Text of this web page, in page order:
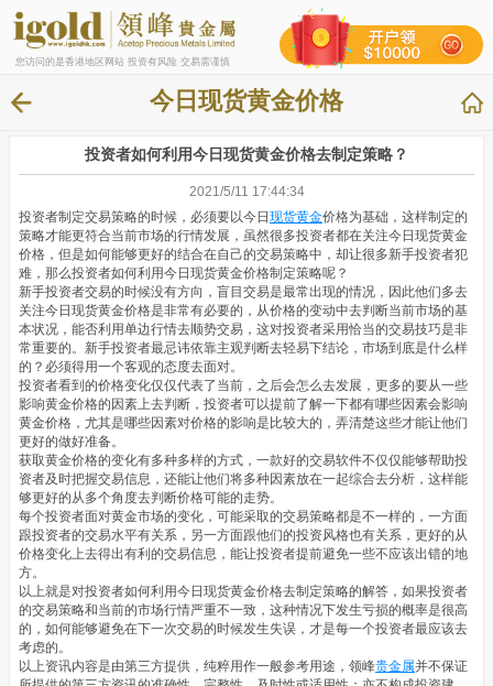
您访问的是香港地区网站 投资有风险 交易需谨慎
今日现货黄金价格
投资者如何利用今日现货黄金价格去制定策略？
2021/5/11 17:44:34
投资者制定交易策略的时候，必须要以今日现货黄金价格为基础，这样制定的
策略才能更符合当前市场的行情发展，虽然很多投资者都在关注今日现货黄金
价格，但是如何能够更好的结合在自己的交易策略中，却让很多新手投资者犯
难，那么投资者如何利用今日现货黄金价格制定策略呢？
新手投资者交易的时候没有方向，盲目交易是最常出现的情况，因此他们多去
关注今日现货黄金价格是非常有必要的，从价格的变动中去判断当前市场的基
本状况，能否利用单边行情去顺势交易，这对投资者采用恰当的交易技巧是非
常重要的。新手投资者最忌讳依靠主观判断去轻易下结论，市场到底是什么样
的？必须得用一个客观的态度去面对。
投资者看到的价格变化仅仅代表了当前，之后会怎么去发展，更多的要从一些
影响黄金价格的因素上去判断，投资者可以提前了解一下都有哪些因素会影响
黄金价格，尤其是哪些因素对价格的影响是比较大的，弄清楚这些才能让他们
更好的做好准备。
获取黄金价格的变化有多种多样的方式，一款好的交易软件不仅仅能够帮助投
资者及时把握交易信息，还能让他们将多种因素放在一起综合去分析，这样能
够更好的从多个角度去判断价格可能的走势。
每个投资者面对黄金市场的变化，可能采取的交易策略都是不一样的，一方面
跟投资者的交易水平有关系，另一方面跟他们的投资风格也有关系，更好的从
价格变化上去得出有利的交易信息，能让投资者提前避免一些不应该出错的地
方。
以上就是对投资者如何利用今日现货黄金价格去制定策略的解答，如果投资者
的交易策略和当前的市场行情严重不一致，这种情况下发生亏损的概率是很高
的，如何能够避免在下一次交易的时候发生失误，才是每一个投资者最应该去
考虑的。
以上资讯内容是由第三方提供，纯粹用作一般参考用途，领峰贵金属并不保证